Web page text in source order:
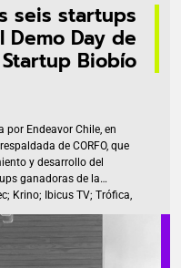
seis startups
Day de
Startup Biobío
Endeavor Chile, en
de CORFO, que
y desarrollo del
ganadoras de la
Krino; Ibicus TV; Trófica,
-de un total de 16
por el jurado compuesto
fondos de inversión y